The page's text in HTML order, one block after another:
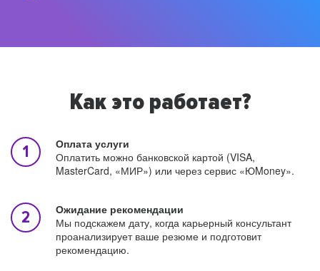
Как это работает?
Оплата услуги
Оплатить можно банковской картой (VISA,
MasterCard, «МИР») или через сервис «ЮMoney».
Ожидание рекомендации
Мы подскажем дату, когда карьерный консультант
проанализирует ваше резюме и подготовит
рекомендацию.